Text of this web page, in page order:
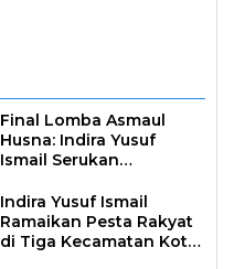
Final Lomba Asmaul
Husna: Indira Yusuf
Ismail Serukan
Kota Makassar
Indira Yusuf Ismail
Ramaikan Pesta Rakyat
di Tiga Kecamatan Kota